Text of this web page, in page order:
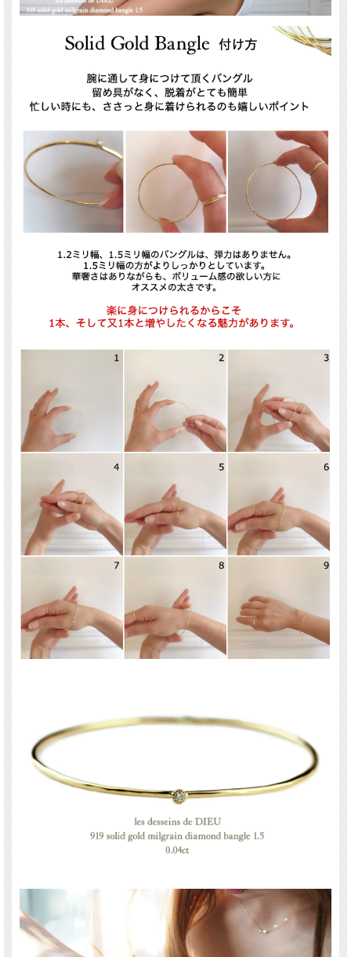
18金イエローゴールド製
0.04ct
les desseins de DIEU(レ・デッサン・ドゥ・デュー)
フランス語で『神の思し召し』という意味を持ち、 そのブランド名はグッドラッ
クチャームのように、身に着けた人を守ってくれるという意味が込められていま
”教養のある美”をコンセプトに本物である事にこだわったジュエリーは、 繊細で上
品で可憐な、大人の女性に嬉しいアイテムがそろっています。